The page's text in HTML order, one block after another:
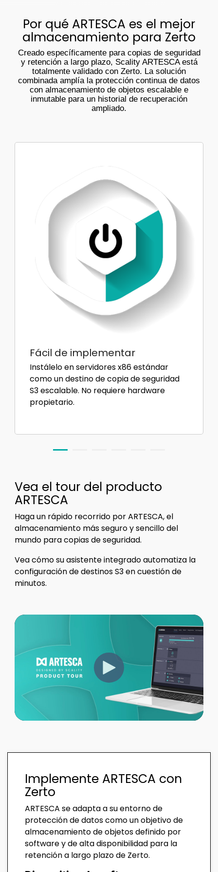
Por qué ARTESCA es el mejor
almacenamiento para Zerto
Creado específicamente para copias de seguridad
y retención a largo plazo, Scality ARTESCA está
totalmente validado con Zerto. La solución
combinada amplía la protección continua de datos
con almacenamiento de objetos escalable e
inmutable para un historial de recuperación
ampliado.
Fácil de implementar
Instálelo en servidores x86 estándar
como un destino de copia de seguridad
S3 escalable. No requiere hardware
propietario.
Vea el tour del producto
ARTESCA
Haga un rápido recorrido por ARTESCA, el
almacenamiento más seguro y sencillo del
mundo para copias de seguridad.
Vea cómo su asistente integrado automatiza la
configuración de destinos S3 en cuestión de
minutos.
Implemente ARTESCA con
Zerto
ARTESCA se adapta a su entorno de
protección de datos como un objetivo de
almacenamiento de objetos definido por
software y de alta disponibilidad para la
retención a largo plazo de Zerto.